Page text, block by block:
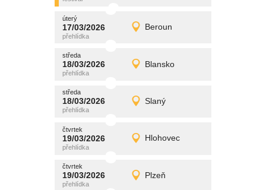
úterý
17/03/2026 Beroun
úterý
17/03/2026 Detail
promítání
středa
18/03/2026 Blansko
středa
18/03/2026 Detail
promítání
středa
18/03/2026 Slaný
středa
18/03/2026 Detail
promítání
čtvrtek
19/03/2026 Hlohovec
čtvrtek
19/03/2026 Detail
promítání
čtvrtek
19/03/2026 Plzeň
čtvrtek
19/03/2026 Detail
promítání